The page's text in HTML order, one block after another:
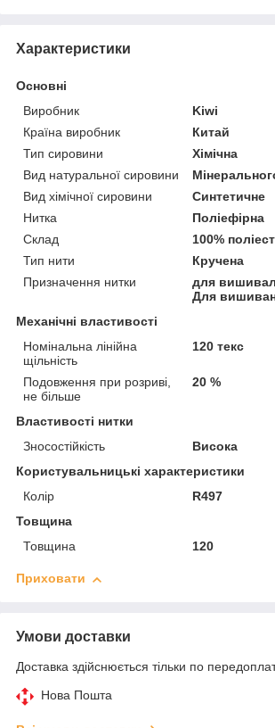
Характеристики
Основні
Виробник
Kiwi
Країна виробник
Китай
Тип сировини
Хімічна
Вид натуральної сировини
Вид хімічної сировини
Синтетичне
Нитка
Поліефірна
Склад
100%
Тип нити
Кручена
Призначення нитки
для
Для
Механічні властивості
Номінальна лінійна
щільність
120 текс
Подовження при розриві,
не більше
20 %
Властивості нитки
Зносостійкість
Висока
Користувальницькі характеристики
Колір
R497
Товщина
Товщина
120
Приховати
Умови доставки
Доставка здійснюється тільки по
Нова Пошта